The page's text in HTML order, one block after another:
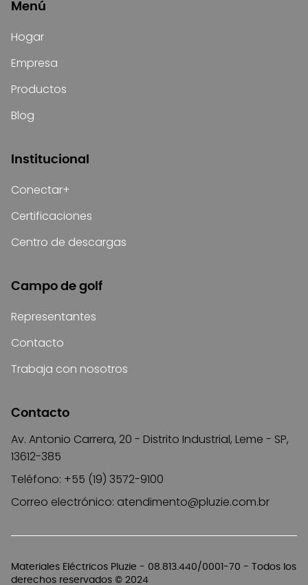
Materiales Eléctricos Pluzie - 08.813.440/0001-70 - Todos los
derechos reservados © 2024
Menú
Hogar
Empresa
Productos
Blog
Institucional
Conectar+
Certificaciones
Centro de descargas
Campo de golf
Representantes
Contacto
Trabaja con nosotros
Contacto
Av. Antonio Carrera, 20 - Distrito Industrial, Leme - SP,
13612-385
Teléfono: +55 (19) 3572-9100
Correo electrónico: atendimento@pluzie.com.br